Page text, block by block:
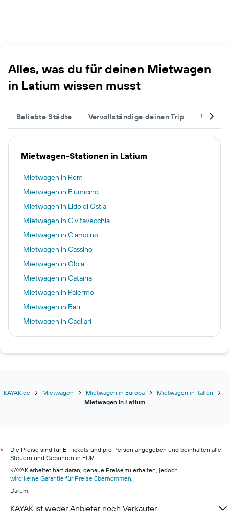
Alles, was du für deinen Mietwagen
in Latium wissen musst
Beliebte Städte Vervollständige deinen Trip
Mietwagen-Stationen in Latium
Mietwagen in Rom
Mietwagen in Fiumicino
Mietwagen in Lido di Ostia
Mietwagen in Civitavecchia
Mietwagen in Ciampino
Mietwagen in Cassino
Mietwagen in Olbia
Mietwagen in Catania
Mietwagen in Palermo
Mietwagen in Bari
Mietwagen in Cagliari
Mietwagen in Lamezia Terme
Mietwagen in Bergamo
Mietwagen in Venedig
Mietwagen in Bologna
Mietwagen in Alghero
Mietwagen in Verona
Mietwagen in Pescara
KAYAK.de Mietwagen Mietwagen in Europa
Mietwagen in Italien
Mietwagen in Latium
*
Die Preise sind für E-Tickets und pro Person angegeben und beinhalten alle
Steuern und Gebühren in EUR.
KAYAK arbeitet hart daran, genaue Preise zu erhalten, jedoch
wird keine Garantie für Preise übernommen
Darum:
KAYAK ist weder Anbieter noch Verkäufer.